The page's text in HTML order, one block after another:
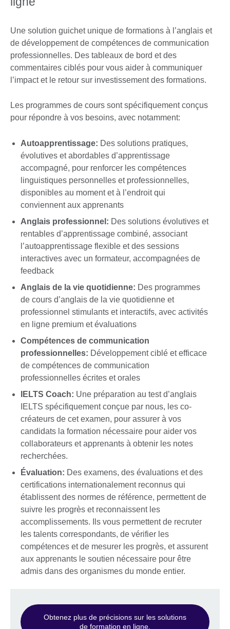
Une solution guichet unique de formations à l’anglais et
de développement de compétences de communication
professionnelles. Des tableaux de bord et des
commentaires ciblés pour vous aider à communiquer
l’impact et le retour sur investissement des formations.
Les programmes de cours sont spécifiquement conçus
pour répondre à vos besoins, avec notamment:
Autoapprentissage: Des solutions pratiques,
évolutives et abordables d’apprentissage
accompagné, pour renforcer les compétences
linguistiques personnelles et professionnelles,
disponibles au moment et à l’endroit qui
conviennent aux apprenants
Anglais professionnel : Des solutions évolutives et
rentables d’apprentissage combiné, associant
l’autoapprentissage flexible et des sessions
interactives avec un formateur, accompagnées de
feedback
Anglais de la vie quotidienne: Des programmes
de cours d’anglais de la vie quotidienne et
professionnel stimulants et interactifs, avec activités
en ligne premium et évaluations
Compétences de communication
professionnelles: Développement ciblé et efficace
de compétences de communication
professionnelles écrites et orales
IELTS Coach: Une préparation au test d’anglais
IELTS spécifiquement conçue par nous, les co-
créateurs de cet examen, pour assurer à vos
candidats la formation nécessaire pour aider vos
collaborateurs et apprenants à obtenir les notes
recherchées.
Évaluation: Des examens, des évaluations et des
certifications internationalement reconnus qui
établissent des normes de référence, permettent de
suivre les progrès et reconnaissent les
accomplissements. Ils vous permettent de recruter
les talents correspondants, de vérifier les
compétences et de mesurer les progrès, et assurent
aux apprenants le soutien nécessaire pour être
admis dans des organismes du monde entier.
Obtenez plus de précisions sur les solutions
de formation en ligne.